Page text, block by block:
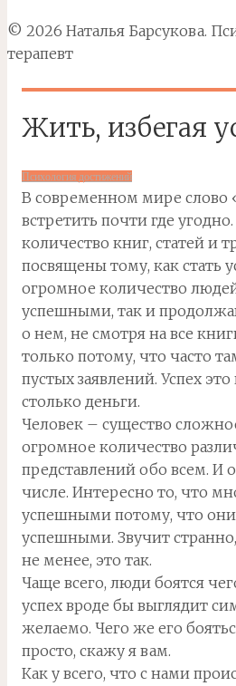
© 2026 Наталья Барсукова.
терапевт
Жить, избегая
Психология достижений
В современном мире слово
встретить почти где
количество книг, статей и
посвящены тому, как стать
огромное количество
успешными, так и
о нем, не смотря на все
только потому, что часто
пустых заявлений. Успех
столько деньги.
Человек – существо
огромное количество
представлений обо всем. И
числе. Интересно то, что
успешными потому, что они
успешными. Звучит странно,
не менее, это так.
Чаще всего, люди боятся
успех вроде бы выглядит
желаемо. Чего же его
просто, скажу я вам.
Как у всего, что с нами